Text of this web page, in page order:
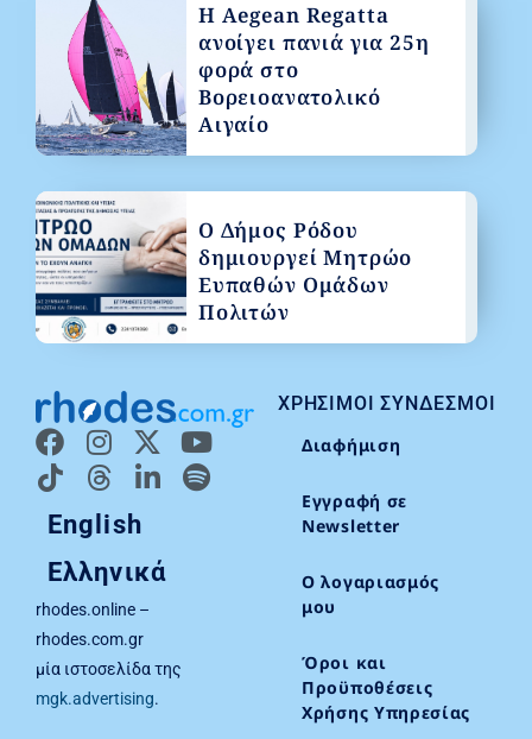
English
Ελληνικά
rhodes.online –
rhodes.com.gr
μία ιστοσελίδα της
mgk.advertising.
ΧΡΉΣΙΜΟΙ ΣΎΝΔΕΣΜΟΙ
Διαφήμιση
Εγγραφή σε
Newsletter
Ο λογαριασμός
μου
Όροι και
Προϋποθέσεις
Χρήσης Υπηρεσίας
Η Aegean Regatta
ανοίγει πανιά για 25η
φορά στο
Βορειοανατολικό
Αιγαίο
Ο Δήμος Ρόδου
δημιουργεί Μητρώο
Ευπαθών Ομάδων
Πολιτών